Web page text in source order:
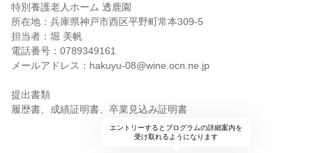
特別養護老人ホーム 透鹿園
所在地：兵庫県神戸市西区平野町常本309-5
担当者：堀 美帆
電話番号：0789349161
メールアドレス：hakuyu-08@wine.ocn.ne.jp
提出書類
履歴書、成績証明書、卒業見込み証明書
エントリーするとプログラムの詳細案内を
受け取れるようになります